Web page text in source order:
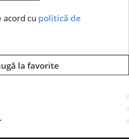
acord cu politică de
la favorite